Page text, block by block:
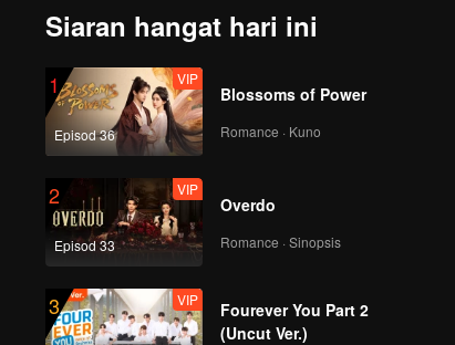
Siaran hangat hari ini
1
Episod 36
VIP
Blossoms of Power
Romance · Kuno
2
Episod 33
VIP
Overdo
Romance · Sinopsis
3 VIP
Fourever You Part 2
(Uncut Ver.)